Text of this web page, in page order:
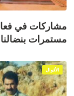
مشاركات في
مستمرات
الأقوال